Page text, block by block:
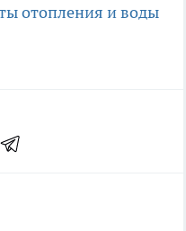
отопления и воды